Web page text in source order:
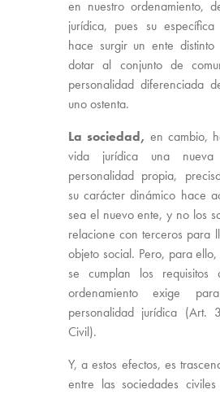
en nuestro ordenamiento,
jurídica, pues su
hace surgir un ente
dotar al conjunto de
personalidad diferenciada
uno ostenta.
La sociedad, en cambio,
vida jurídica una
personalidad propia,
su carácter dinámico hace
sea el nuevo ente, y no los
relacione con terceros para
objeto social. Pero, para
se cumplan los
ordenamiento exige
personalidad jurídica (Art.
Civil).
Y, a estos efectos, es
entre las sociedades